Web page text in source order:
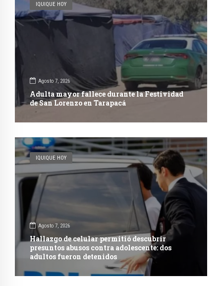
IQUIQUE HOY
Agosto 7, 2026
Adulta mayor fallece durante la Festividad
de San Lorenzo en Tarapacá
IQUIQUE HOY
Agosto 7, 2026
Hallazgo de celular permitió descubrir
presuntos abusos contra adolescente: dos
adultos fueron detenidos